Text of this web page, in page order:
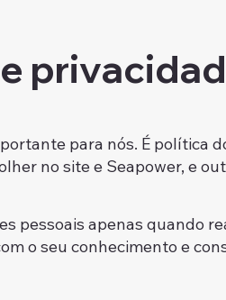
para nós. É política
no site e Seapower, e
pessoais apenas quando
o seu conhecimento e